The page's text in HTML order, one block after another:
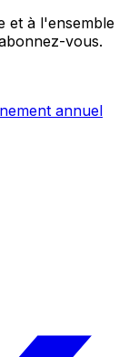
et à l'ensemble
vous.
annuel